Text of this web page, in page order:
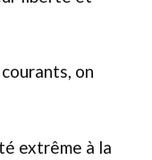
on
extrême à la